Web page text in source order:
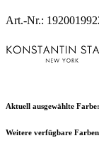
Art.-Nr.:
Aktuell ausgewählte Farbe:
Weitere verfügbare